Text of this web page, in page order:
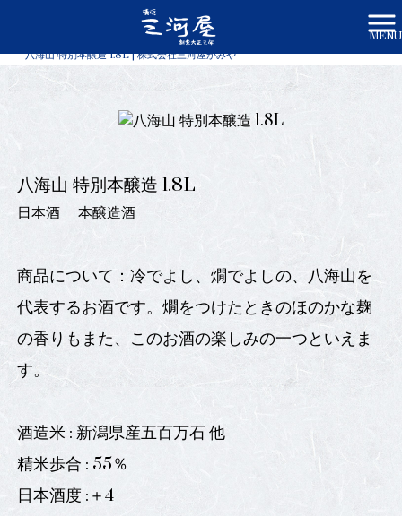
MENU
商品一覧
八海山 特別本醸造 1.8L | 株式会社三河屋かみや
八海山 特別本醸造 1.8L
日本酒 本醸造酒
商品について：冷でよし、燗でよしの、八海山を
代表するお酒です。燗をつけたときのほのかな麹
の香りもまた、このお酒の楽しみの一つといえま
す。
酒造米 : 新潟県産五百万石 他
精米歩合 : 55％
日本酒度 :＋4